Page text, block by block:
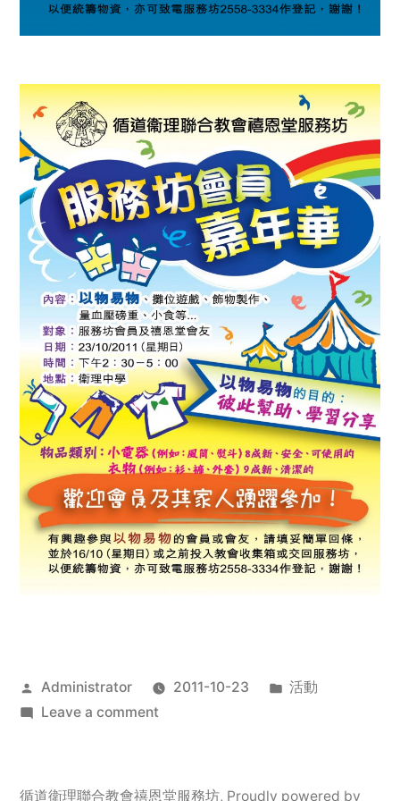
Posted
by
Administrator 2011-10-23
Posted
活動
Leave a commenton
服
循道衛理聯合教會禧恩堂服務坊, Proudly powered by